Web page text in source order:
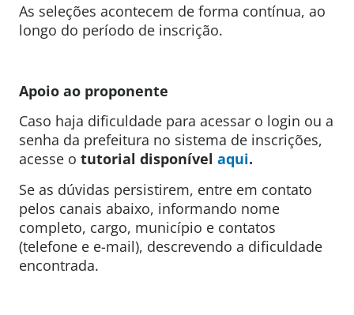
As seleções acontecem de forma contínua, ao
longo do período de inscrição.
Apoio ao proponente
Caso haja dificuldade para acessar o login ou a
senha da prefeitura no sistema de inscrições,
acesse o tutorial disponível aqui.
Se as dúvidas persistirem, entre em contato
pelos canais abaixo, informando nome
completo, cargo, município e contatos
(telefone e e-mail), descrevendo a dificuldade
encontrada.